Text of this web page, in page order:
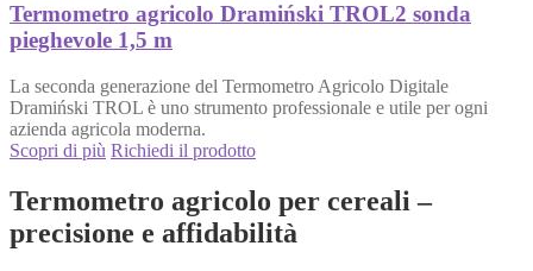
Termometro agricolo Dramiński TROL2 sonda
pieghevole 1,5 m
La seconda generazione del Termometro Agricolo Digitale
Dramiński TROL è uno strumento professionale e utile per ogni
azienda agricola moderna.
Scopri di più Richiedi il prodotto
Termometro agricolo per cereali –
precisione e affidabilità